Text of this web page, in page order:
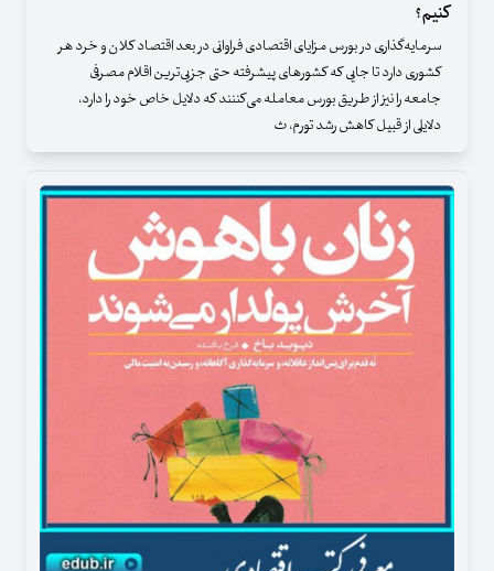
کنیم؟
سرمایه‌گذاری در بورس مزایای اقتصادی فراوانی در بعد اقتصاد کلان و خرد هر
کشوری دارد تا جایی که کشورهای پیشرفته حتی جزیی‌ترین اقلام مصرفی
جامعه را نیز از طریق بورس معامله می‌کننند که دلایل خاص خود را دارد،
دلایلی از قبیل کاهش رشد تورم، ث